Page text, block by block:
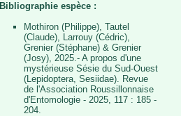
Bibliographie espèce :
Mothiron (Philippe), Tautel
(Claude), Larrouy (Cédric),
Grenier (Stéphane) & Grenier
(Josy), 2025.- A propos d'une
mystérieuse Sésie du Sud-Ouest
(Lepidoptera, Sesiidae). Revue
de l'Association Roussillonnaise
d'Entomologie - 2025, 117 : 185 -
204.